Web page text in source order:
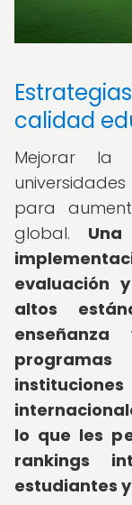
calidad
Mejorar la
para
global.
evaluación
altos
lo que les
rankings
estudiantes